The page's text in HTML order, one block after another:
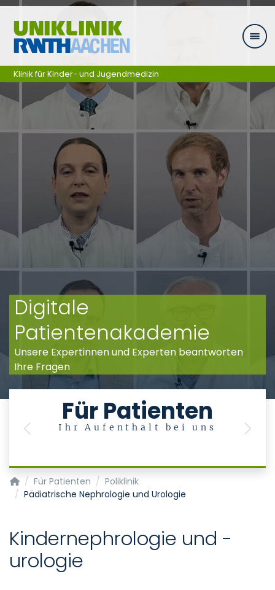
Zum Inhalt springen
Digitale
Patientenakademie
Unsere Expertinnen und Experten beantworten
Ihre Fragen
Für Patienten
Ihr Aufenthalt bei uns
Previous Next
Klinik für Kinder- und Jugendmedizin
Klinik für Kinder- und Jugendmedizin
Für Patienten
Poliklinik
Pädiatrische Nephrologie und Urologie
Kindernephrologie und -
urologie